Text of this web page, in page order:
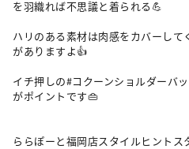
を羽織れば不思議と着られる💪
ハリのある素材は肉感をカバーして
がありますよ👍
イチ押しの#コクーンショルダーバ
がポイントです👜
ららぽーと福岡店スタイルヒントス